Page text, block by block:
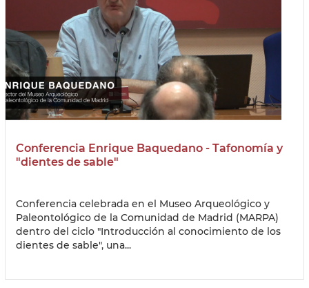
Conferencia Enrique Baquedano - Tafonomía y
"dientes de sable"
Conferencia celebrada en el Museo Arqueológico y
Paleontológico de la Comunidad de Madrid (MARPA)
dentro del ciclo "Introducción al conocimiento de los
dientes de sable", una...